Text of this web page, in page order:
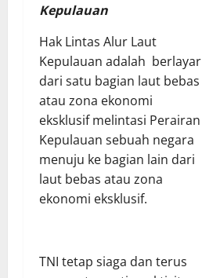
Kepulauan
Hak Lintas Alur Laut
Kepulauan adalah berlayar
dari satu bagian laut bebas
atau zona ekonomi
eksklusif melintasi Perairan
Kepulauan sebuah negara
menuju ke bagian lain dari
laut bebas atau zona
ekonomi eksklusif.
TNI tetap siaga dan terus